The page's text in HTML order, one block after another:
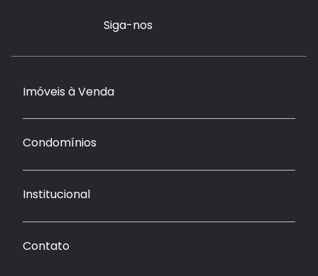
Siga-nos
Imóveis à Venda
Condomínios
Institucional
Contato